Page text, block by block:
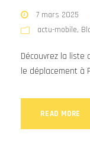
7 mars 2025
actu-mobile,
Découvrez la liste
le déplacement à
READ MORE